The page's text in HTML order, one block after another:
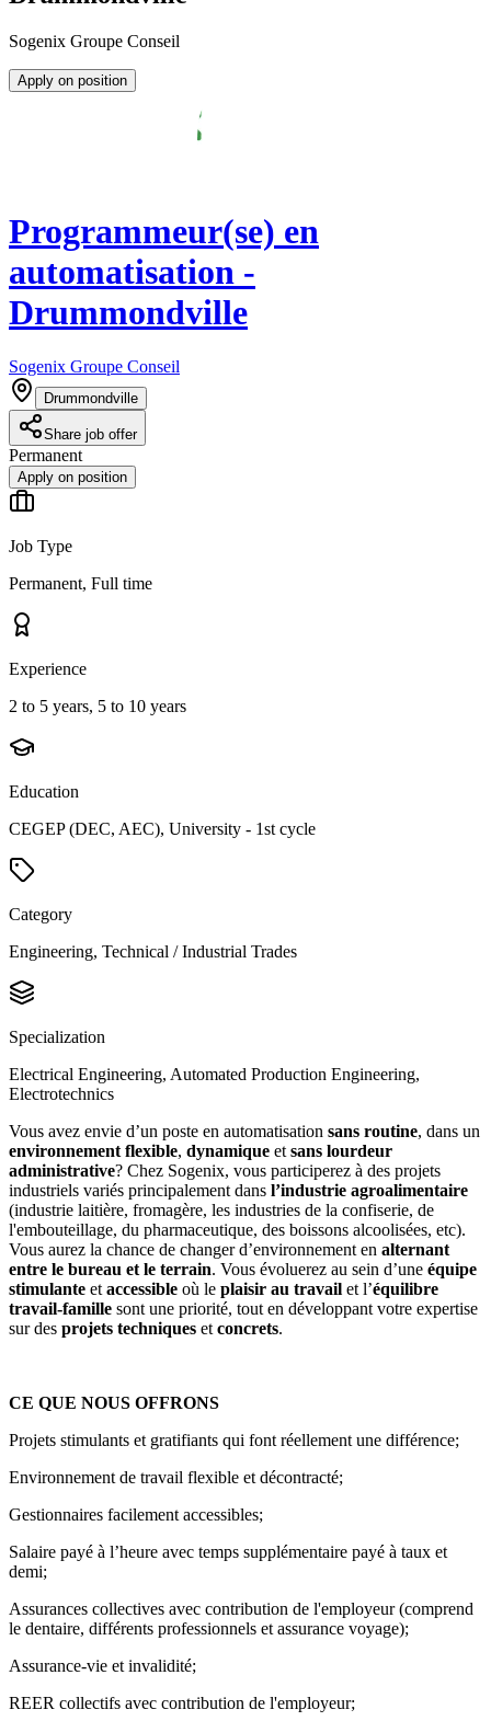
Sogenix Groupe Conseil
Apply on position
Programmeur(se) en
automatisation -
Drummondville
Sogenix Groupe Conseil
Drummondville
Share job offer
Permanent
Apply on position
Job Type
Permanent, Full time
Experience
2 to 5 years, 5 to 10 years
Education
CEGEP (DEC, AEC), University - 1st cycle
Category
Engineering, Technical / Industrial Trades
Specialization
Electrical Engineering, Automated Production Engineering,
Electrotechnics
Vous avez envie d’un poste en automatisation sans routine, dans un
environnement flexible, dynamique et sans lourdeur
administrative? Chez Sogenix, vous participerez à des projets
industriels variés principalement dans l’industrie agroalimentaire
(industrie laitière, fromagère, les industries de la confiserie, de
l'embouteillage, du pharmaceutique, des boissons alcoolisées, etc).
Vous aurez la chance de changer d’environnement en alternant
entre le bureau et le terrain. Vous évoluerez au sein d’une équipe
stimulante et accessible où le plaisir au travail et l’équilibre
travail-famille sont une priorité, tout en développant votre expertise
sur des projets techniques et concrets.
CE QUE NOUS OFFRONS
Projets stimulants et gratifiants qui font réellement une différence;
Environnement de travail flexible et décontracté;
Gestionnaires facilement accessibles;
Salaire payé à l’heure avec temps supplémentaire payé à taux et
demi;
Assurances collectives avec contribution de l'employeur (comprend
le dentaire, différents professionnels et assurance voyage);
Assurance-vie et invalidité;
REER collectifs avec contribution de l'employeur;